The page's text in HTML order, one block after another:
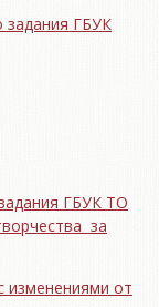
задания ГБУК
ГБУК ТО
за
изменениями от